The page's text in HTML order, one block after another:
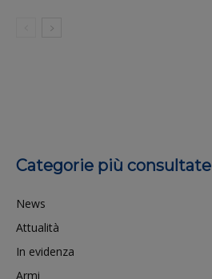
Categorie più consultate
News
Attualità
In evidenza
Armi